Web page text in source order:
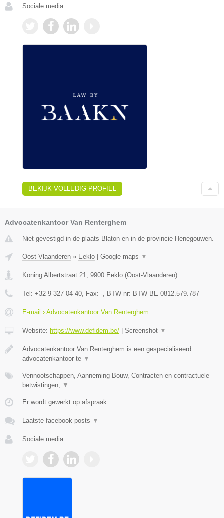
Sociale media:
BEKIJK VOLLEDIG PROFIEL
Advocatenkantoor Van Renterghem
Niet gevestigd in de plaats Blaton en in de provincie Henegouwen.
Oost-Vlaanderen » Eeklo Google maps ▼
Koning Albertstraat 21, 9900 Eeklo (Oost-Vlaanderen)
Tel: +32 9 327 04 40, Fax: -, BTW-nr: BTW BE 0812.579.787
E-mail › Advocatenkantoor Van Renterghem
Website: https://www.defidem.be/ Screenshot ▼
Advocatenkantoor Van Renterghem is een gespecialiseerd
advocatenkantoor te ▼
Vennootschappen, Aanneming Bouw, Contracten en contractuele
betwistingen, ▼
Er wordt gewerkt op afspraak.
Laatste facebook posts ▼
Sociale media: